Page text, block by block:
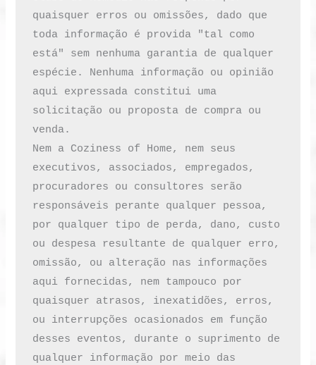
quaisquer erros ou omissões, dado que
toda informação é provida "tal como
está" sem nenhuma garantia de qualquer
espécie. Nenhuma informação ou opinião
aqui expressada constitui uma
solicitação ou proposta de compra ou
venda.
Nem a Coziness of Home, nem seus
executivos, associados, empregados,
procuradores ou consultores serão
responsáveis perante qualquer pessoa,
por qualquer tipo de perda, dano, custo
ou despesa resultante de qualquer erro,
omissão, ou alteração nas informações
aqui fornecidas, nem tampouco por
quaisquer atrasos, inexatidões, erros,
ou interrupções ocasionados em função
desses eventos, durante o suprimento de
qualquer informação por meio das